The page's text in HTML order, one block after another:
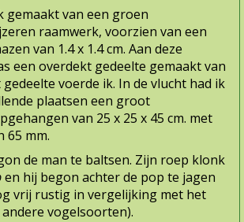
gemaakt van een groen
raamwerk, voorzien van een
van 1.4 x 1.4 cm. Aan deze
een overdekt gedeelte gemaakt van
gedeelte voerde ik. In de vlucht had ik
plaatsen een groot
van 25 x 25 x 45 cm. met
65 mm.
de man te baltsen. Zijn roep klonk
en hij begon achter de pop te jagen
vrij rustig in vergelijking met het
vogelsoorten).